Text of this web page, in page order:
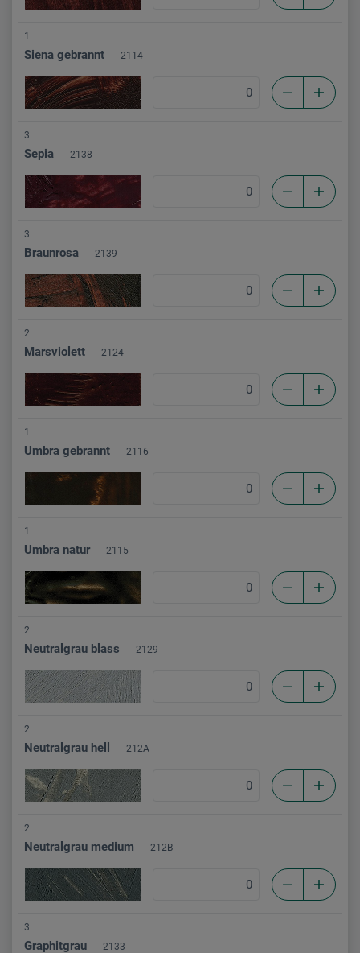
1
Siena gebrannt 2114
3
Sepia 2138
3
Braunrosa 2139
2
Marsviolett 2124
1
Umbra gebrannt 2116
1
Umbra natur 2115
2
Neutralgrau blass 2129
2
Neutralgrau hell 212A
2
Neutralgrau medium 212B
3
Graphitgrau 2133